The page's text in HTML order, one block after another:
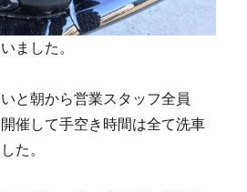
ました。
と朝から営業スタッフ全員
催して手空き時間は全て洗車
た。